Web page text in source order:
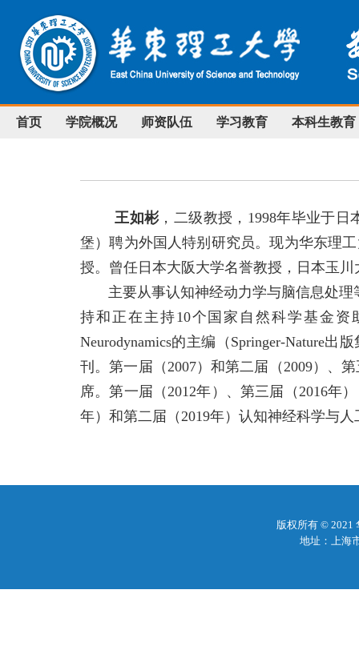
首页 学院概况 师资队伍 学习教育 本科生教育
王如彬，二级教授， 1998年毕业于日
堡）聘为外国人特别研究员。现为华东理工
授。 曾任日本大阪大学名誉教授，日本玉
主要从事认知神经动力学与脑信息处
持和正在主持10个国家自然科学基金资
Neurodynamics的主编 （ Springer-Nature出版
刊。第一届（2007）和第二届（2009）、
席。第一届 （2012年）、第三届（2016年
年）和第二届（2019年）认知神经科学与
版权所有 ©
地址：上海